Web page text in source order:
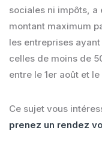
sociales ni impôts, a
montant maximum
les entreprises
celles de moins de
entre le 1er août et
Ce sujet vous
prenez un rendez